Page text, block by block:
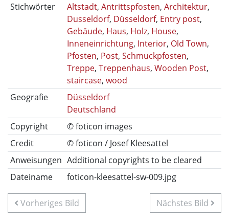
Stichwörter
Altstadt, Antrittspfosten, Architektur,
Dusseldorf, Düsseldorf, Entry post,
Gebäude, Haus, Holz, House,
Inneneinrichtung, Interior, Old Town,
Pfosten, Post, Schmuckpfosten,
Treppe, Treppenhaus, Wooden Post,
staircase, wood
Geografie
Düsseldorf
Deutschland
Copyright
© foticon images
Credit
© foticon / Josef Kleesattel
Anweisungen Additional copyrights to be cleared
Dateiname
foticon-kleesattel-sw-009.jpg
Vorheriges Bild Nächstes Bild